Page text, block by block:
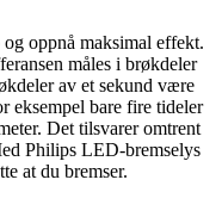
oppnå maksimal effekt.
måles i brøkdeler
av et sekund være
eksempel bare fire tideler
Det tilsvarer omtrent
Philips LED-bremselys
at du bremser.